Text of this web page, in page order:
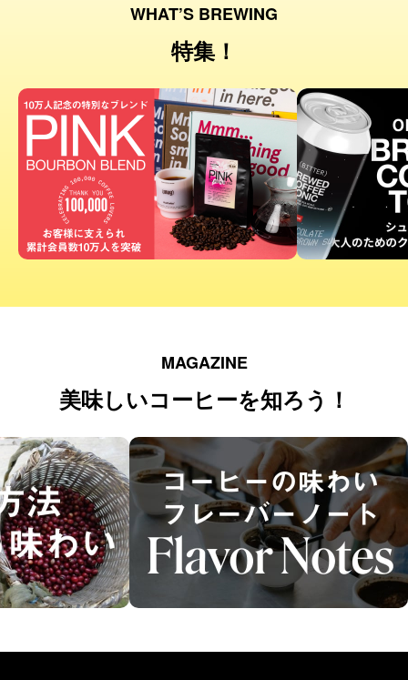
WHAT’S BREWING
特集！
MAGAZINE
美味しいコーヒーを知ろう！